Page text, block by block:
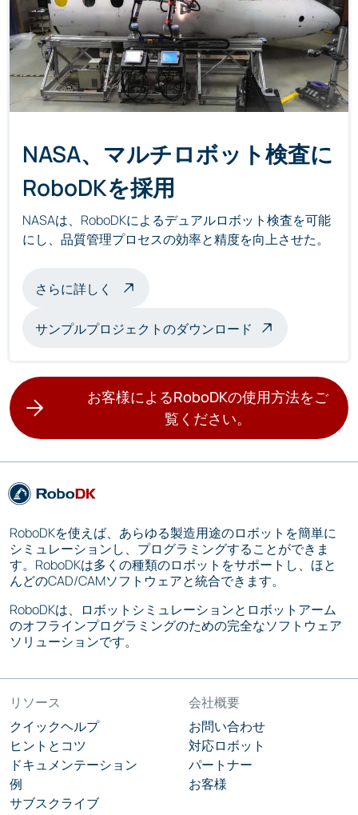
NASA、マルチロボット検査に
RoboDKを採用
NASAは、RoboDKによるデュアルロボット検査を可能
にし、品質管理プロセスの効率と精度を向上させた。
さらに詳しく マルチロボット検査について
サンプルプロジェクトのダウンロード
お客様によるRoboDKの使用方法をご
覧ください。
RoboDKを使えば、あらゆる製造用途のロボットを簡単に
シミュレーションし、プログラミングすることができま
す。RoboDKは多くの種類のロボットをサポートし、ほと
んどのCAD/CAMソフトウェアと統合できます。
RoboDKは、ロボットシミュレーションとロボットアーム
のオフラインプログラミングのための完全なソフトウェア
ソリューションです。
リソース
クイックヘルプ
ヒントとコツ
ドキュメンテーション
例
サブスクライブ
会社概要
お問い合わせ
対応ロボット
パートナー
お客様